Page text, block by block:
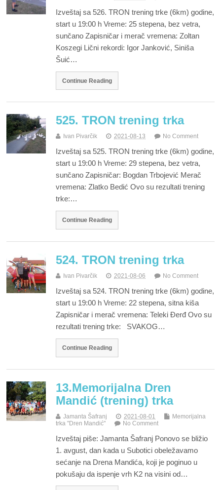
Izveštaj sa 526. TRON trening trke (6km) godine,
start u 19:00 h Vreme: 25 stepena, bez vetra,
sunčano Zapisničar i merač vremena: Zoltan
Koszegi Lični rekordi: Igor Janković, Siniša
Šuić…
Continue Reading
525. TRON trening trka
Ivan Pivarčik 2021-08-13 No Comment
Izveštaj sa 525. TRON trening trke (6km) godine,
start u 19:00 h Vreme: 29 stepena, bez vetra,
sunčano Zapisničar: Bogdan Trbojević Merač
vremena: Zlatko Bedić Ovo su rezultati trening
trke:…
Continue Reading
524. TRON trening trka
Ivan Pivarčik 2021-08-06 No Comment
Izveštaj sa 524. TRON trening trke (6km) godine,
start u 19:00 h Vreme: 22 stepena, sitna kiša
Zapisničar i merač vremena: Teleki Đerđ Ovo su
rezultati trening trke: SVAKOG…
Continue Reading
13.Memorijalna Dren
Mandić (trening) trka
Jamanta Šafranj 2021-08-01
Memorijalna
trka "Dren Mandić"
No Comment
Izveštaj piše: Jamanta Šafranj Ponovo se bližio
1. avgust, dan kada u Subotici obeležavamo
sećanje na Drena Mandića, koji je poginuo u
pokušaju da ispenje vrh K2 na visini od…